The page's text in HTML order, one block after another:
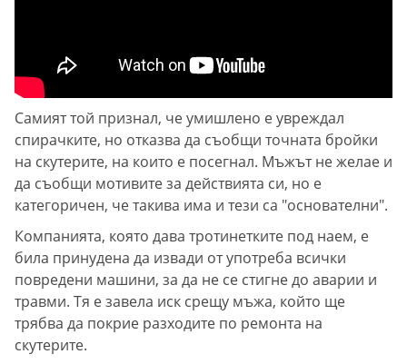
Самият той признал, че умишлено е увреждал
спирачките, но отказва да съобщи точната бройки
на скутерите, на които е посегнал. Мъжът не желае и
да съобщи мотивите за действията си, но е
категоричен, че такива има и тези са "основателни".
Компанията, която дава тротинетките под наем, е
била принудена да извади от употреба всички
повредени машини, за да не се стигне до аварии и
травми. Тя е завела иск срещу мъжа, който ще
трябва да покрие разходите по ремонта на
скутерите.